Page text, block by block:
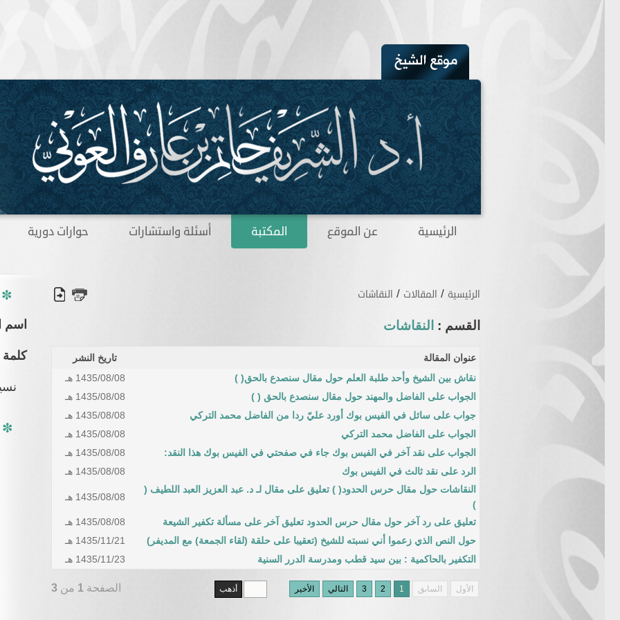
الرئيسية عن الموقع المكتبة أسئلة واستشارات حوارات دورية
الرئيسية / المقالات / النقاشات
القسم : النقاشات
عنوان المقالة
تاريخ النشر
نقاش بين الشيخ وأحد طلبة العلم حول مقال سنصدع بالحق( )
1435/08/08 هـ
الجواب على الفاضل والمهند حول مقال سنصدع بالحق ( )
1435/08/08 هـ
جواب على سائل في الفيس بوك أورد عليّ ردا من الفاضل محمد التركي
1435/08/08 هـ
الجواب على الفاضل محمد التركي
1435/08/08 هـ
الجواب على نقد آخر في الفيس بوك جاء في صفحتي في الفيس بوك هذا النقد:
1435/08/08 هـ
الرد على نقد ثالث في الفيس بوك
1435/08/08 هـ
النقاشات حول مقال حرس الحدود( ) تعليق على مقال لـ د. عبد العزيز العبد اللطيف (
)
1435/08/08 هـ
تعليق على رد آخر حول مقال حرس الحدود تعليق آخر على مسألة تكفير الشيعة
1435/08/08 هـ
حول النص الذي زعموا أني نسبته للشيخ (تعقيبا على حلقة (لقاء الجمعة) مع المديفر)
1435/11/21 هـ
التكفير بالحاكمية : بين سيد قطب ومدرسة الدرر السنية
1435/11/23 هـ
الأول السابق 1
2
3 التالي الأخير الصفحة 1 من 3
اسم
كلمة